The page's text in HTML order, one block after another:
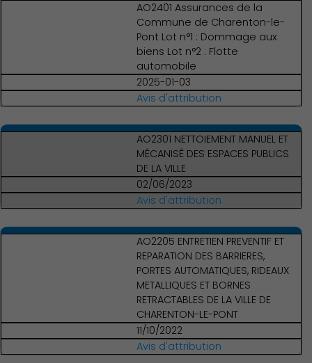
AO2401 Assurances de la
Commune de Charenton-le-
Pont Lot n°1 : Dommage aux
biens Lot n°2 : Flotte
automobile
2025-01-03
Avis d'attribution
AO2301 NETTOIEMENT MANUEL ET
MÉCANISÉ DES ESPACES PUBLICS
DE LA VILLE
02/06/2023
Avis d'attribution
AO2205 ENTRETIEN PREVENTIF ET
REPARATION DES BARRIERES,
PORTES AUTOMATIQUES, RIDEAUX
METALLIQUES ET BORNES
RETRACTABLES DE LA VILLE DE
CHARENTON-LE-PONT
11/10/2022
Avis d'attribution